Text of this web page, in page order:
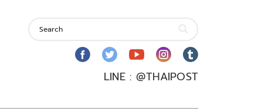
LINE : @THAIPOST